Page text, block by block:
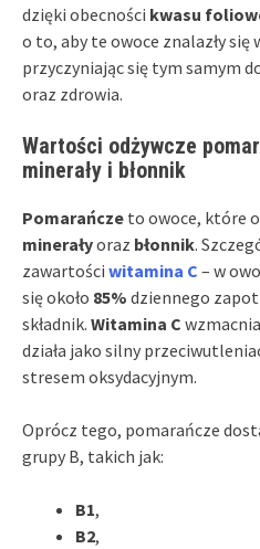
dzięki obecności kwasu
o to, aby te owoce znalazły
przyczyniając się tym samym
oraz zdrowia.
Wartości odżywcze
minerały i błonnik
Pomarańcze to owoce, które
minerałyoraz błonnik.
zawartości witamina C – w
się około 85% dziennego
składnik. Witamina C
działa jako silny
stresem oksydacyjnym.
Oprócz tego, pomarańcze
grupy B, takich jak:
B1,
B2,